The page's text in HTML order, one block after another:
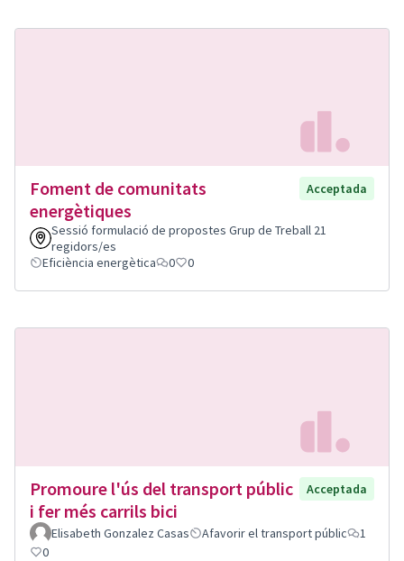
Foment de comunitats
energètiques
Acceptada
Sessió formulació de propostes Grup de Treball 21
regidors/es
Eficiència energètica
0 0
Promoure l'ús del transport públic
i fer més carrils bici
Acceptada
Elisabeth Gonzalez Casas Afavorir el transport públic
1
0